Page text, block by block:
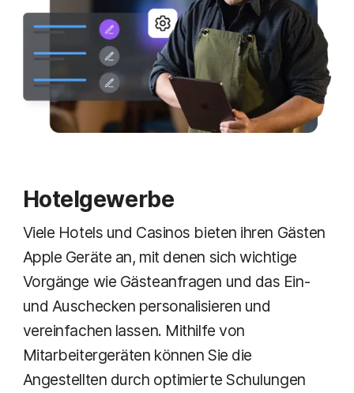
Hotelgewerbe
Viele Hotels und Casinos bieten ihren Gästen
Apple Geräte an, mit denen sich wichtige
Vorgänge wie Gästeanfragen und das Ein-
und Auschecken personalisieren und
vereinfachen lassen. Mithilfe von
Mitarbeitergeräten können Sie die
Angestellten durch optimierte Schulungen